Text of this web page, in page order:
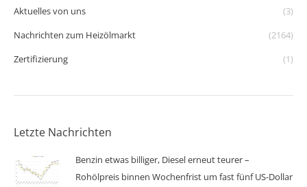
Aktuelles von uns
(3)
Nachrichten zum Heizölmarkt
(2164)
Zertifizierung
(1)
Letzte Nachrichten
Benzin etwas billiger, Diesel erneut teurer –
Rohölpreis binnen Wochenfrist um fast fünf US-Dollar